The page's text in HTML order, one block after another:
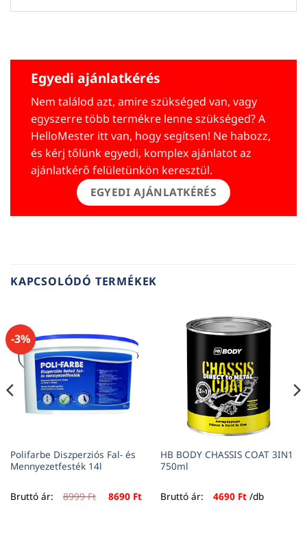
Egyedi ajánlatkérés
Nem találod azt, amire szükséged van, vagy
egyszerre több termékre lenne szükséged? A
HelloMester itt van, hogy segítsen! Ne habozz,
és kérj tőlünk egyedi, komplex ajánlatot az
ajánlatkérő felületünkön keresztül.
EGYEDI AJÁNLATKÉRÉS
KAPCSOLÓDÓ TERMÉKEK
-3%
Polifarbe Diszperziós Fal- és
Mennyezetfesték 14l
Bruttó ár: 8999Ft Original
price
8690 FtCurrent
HB BODY CHASSIS COAT 3IN1
750ml
Bruttó ár: 4690 Ft/db